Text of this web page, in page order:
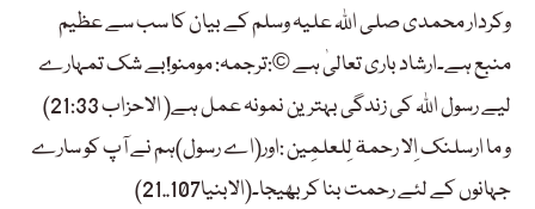
وکردار محمدی صلی اللہ علیہ وسلم کے بیان کا سب سے عظیم
منبع ہے۔ارشاد باری تعالیٰ ہے ©:ترجمہ: مومنو!بے شک تمہارے
لیے رسول اللہ کی زندگی بہترین نمونہ عمل ہے( الاحزاب 21:33)
و ما ارسلنک اِلا رحمة لِلعلمِین :اور(اے رسول)ہم نے آپ کو سارے
جہانوں کے لئے رحمت بنا کر بھیجا۔(الابنیا107..21)